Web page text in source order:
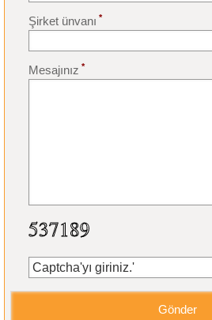
Şirket ünvanı *
Mesajınız *